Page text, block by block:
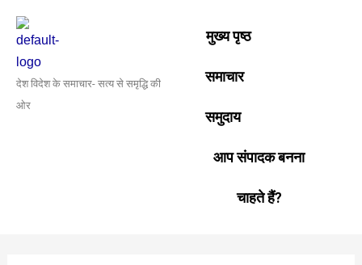
content
देश विदेश के समाचार- सत्य से समृद्धि की
ओर
मुख्य पृष्ठ
समाचार
समुदाय
आप संपादक बनना
चाहते हैं?
navigation